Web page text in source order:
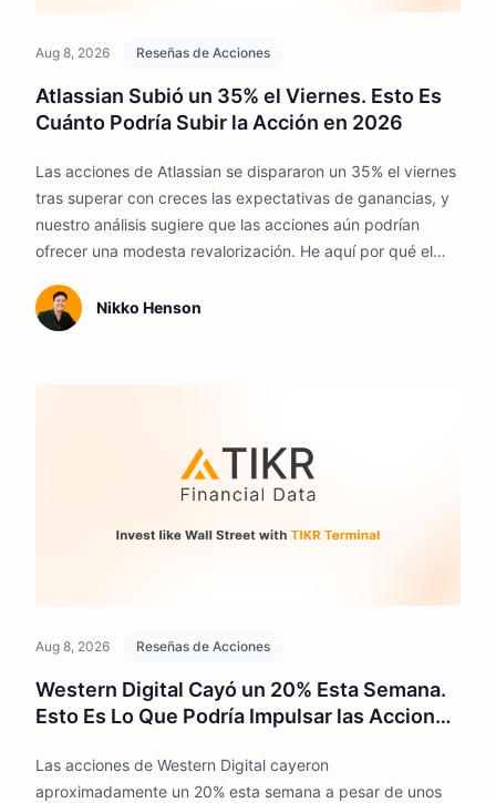
Aug 8, 2026 Reseñas de Acciones
Atlassian Subió un 35% el Viernes. Esto Es
Cuánto Podría Subir la Acción en 2026
Las acciones de Atlassian se dispararon un 35% el viernes
tras superar con creces las expectativas de ganancias, y
nuestro análisis sugiere que las acciones aún podrían
ofrecer una modesta revalorización. He aquí por qué el
adopción de IA están mejorando las perspectivas.
Nikko Henson
Aug 8, 2026 Reseñas de Acciones
Western Digital Cayó un 20% Esta Semana.
Esto Es Lo Que Podría Impulsar las Acciones
Las acciones de Western Digital cayeron
aproximadamente un 20% esta semana a pesar de unos